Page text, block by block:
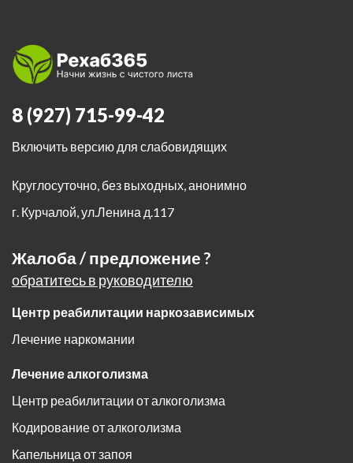
8 (927) 715-99-42
Включить версию для слабовидящих
Круглосуточно, без выходных, анонимно
г. Курчалой,ул.Ленина д.117
Жалоба / предложение ?
обратитесь в руководителю
Центр реабилитации наркозависимых
Лечение наркомании
Лечение алкоголизма
Центр реабилитации от алкоголизма
Кодирование от алкоголизма
Капельница от запоя